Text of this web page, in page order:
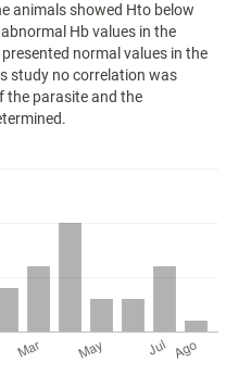
animals showed Hto below
Hb values in the
normal values in the
study no correlation was
the parasite and the